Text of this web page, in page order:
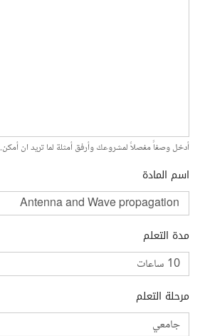
أدخل وصفاً مفصلاً لمشروعك وأرفق أمثلة لما تريد ان أمكن.
اسم المادة
مدة التعلم
مرحلة التعلم